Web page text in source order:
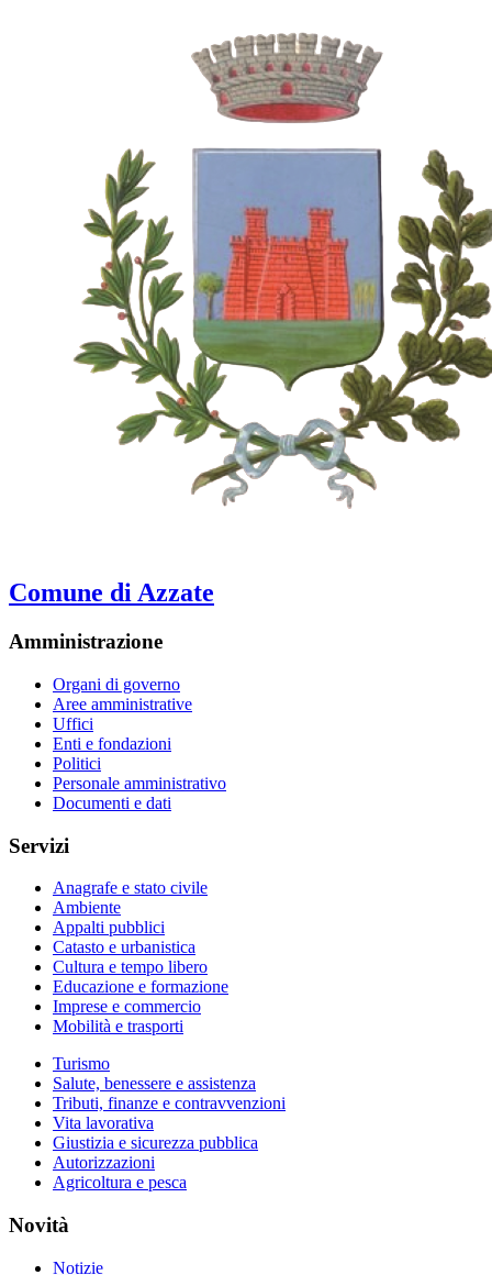
Comune di Azzate
Amministrazione
Organi di governo
Aree amministrative
Uffici
Enti e fondazioni
Politici
Personale amministrativo
Documenti e dati
Servizi
Anagrafe e stato civile
Ambiente
Appalti pubblici
Catasto e urbanistica
Cultura e tempo libero
Educazione e formazione
Imprese e commercio
Mobilità e trasporti
Turismo
Salute, benessere e assistenza
Tributi, finanze e contravvenzioni
Vita lavorativa
Giustizia e sicurezza pubblica
Autorizzazioni
Agricoltura e pesca
Novità
Notizie